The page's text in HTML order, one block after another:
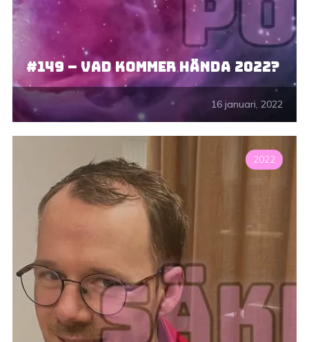
#149 – Vad kommer hända 2022?
16 januari, 2022
2022